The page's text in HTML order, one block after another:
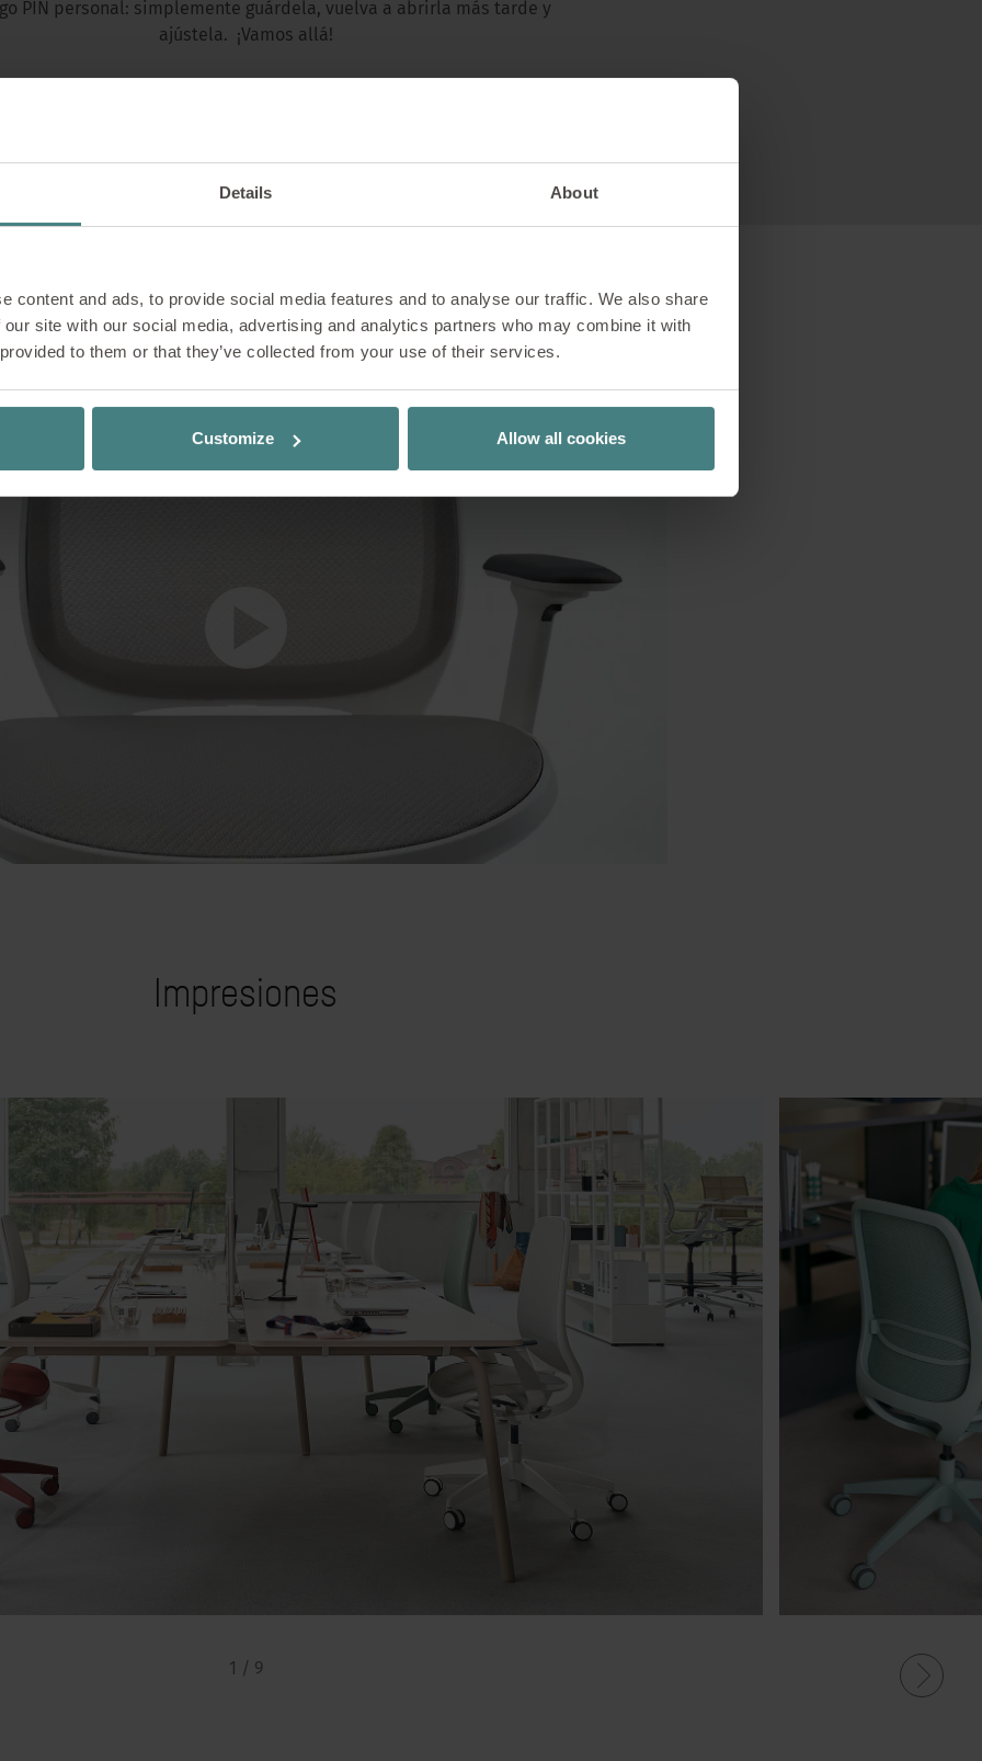
Details About
content and ads, to provide social media features and to analyse our traffic. We also share
site with our social media, advertising and analytics partners who may combine it with
to them or that they’ve collected from your use of their services.
Customize Allow all cookies
PIN personal: simplemente guárdela, vuelva a abrirla más tarde y
ajústela. ¡Vamos allá!
Impresiones
1 / 9